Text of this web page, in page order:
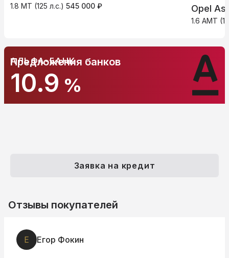
1.8 MT (125 л.с.) 545 000 ₽ Opel
1.6 AMT
АЛЬФА-БАНК
10.9 %
Предложения банков
Заявка на кредит
Отзывы покупателей
Е Егор Фокин